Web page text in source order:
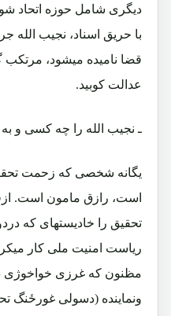
دیگری شامل حوزه اتحاد
با حریق اسناد، نجیب الله
قضا نامیده میشود، مرتکب
عدالت کوبید.
ـ نجیب الله را چه کسی و
یگانه شخصی که زحمت
است، رازق مامون است.
تحقیق را خادیستهای که
ریاست امنیت ملی کار
مظنون که غرزی خواخوژی
ونماینده (دسولی غورځنگ